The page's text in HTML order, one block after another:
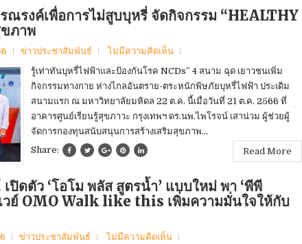
ณรงค์เพื่อการไม่สูบบุหรี่ จัดกิจกรรม “HEALTHY
ภาพ
ข่าวประชาสัมพันธ์
ไม่มีความคิดเห็น
รู้เท่าทันบุหรี่ไฟฟ้าและป้องกันโรค NCDs” 4 สนาม ฉุด เยาวชนเพิ่ม
กิจกรรมทางกาย ห่างไกลอันตราย-ตระหนักพิษภัยบุหรี่ไฟฟ้า ประเดิม
สนามแรก ณ มหาวิทยาลัยมหิดล 22 ต.ค. นี้เมื่อวันที่ 21 ต.ค. 2566 ที่
อาคารศูนย์เรียนรู้สุขภาวะ กรุงเทพฯ ดร.นพ.ไพโรจน์ เสาน่วม ผู้ช่วยผู้
จัดการกองทุนสนับสนุนการสร้างเสริมสุขภาพ...
Share:
Read More
ปิดตัว ‘โอโม พลัส สูตรน้ำ’ แบบใหม่ พา ‘พีพี
วย์ OMO Walk like this เพิ่มความมั่นใจให้กับ
ข่าวประชาสัมพันธ์
ไม่มีความคิดเห็น